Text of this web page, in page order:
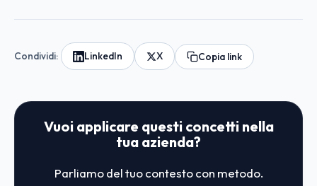
Condividi: LinkedIn X Copia link
Vuoi applicare questi concetti nella
tua azienda?
Parliamo del tuo contesto con metodo.